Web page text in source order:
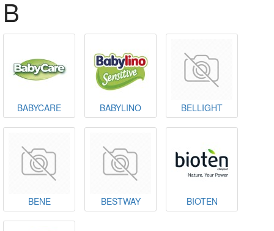
B
BABYCARE BABYLINO BELLIGHT
BENE BESTWAY BIOTEN